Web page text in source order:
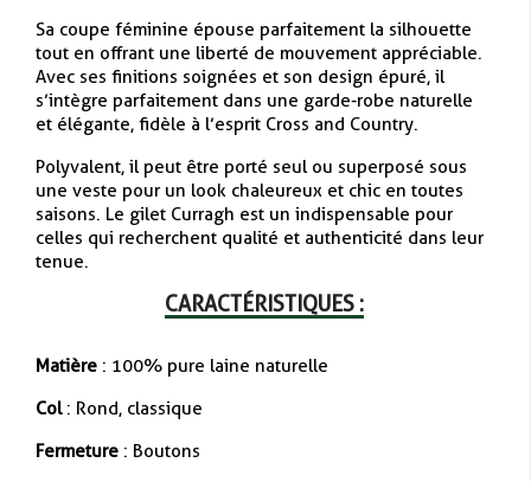
Sa coupe féminine épouse parfaitement la silhouette
tout en offrant une liberté de mouvement appréciable.
Avec ses finitions soignées et son design épuré, il
s’intègre parfaitement dans une garde-robe naturelle
et élégante, fidèle à l’esprit Cross and Country.
Polyvalent, il peut être porté seul ou superposé sous
une veste pour un look chaleureux et chic en toutes
saisons. Le gilet Curragh est un indispensable pour
celles qui recherchent qualité et authenticité dans leur
tenue.
CARACTÉRISTIQUES :
Matière : 100% pure laine naturelle
Col: Rond, classique
Fermeture : Boutons